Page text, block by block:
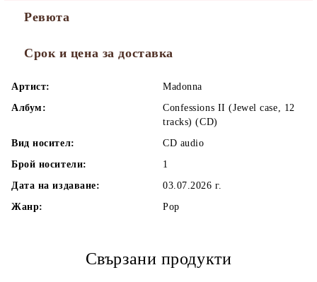
Ревюта
Срок и цена за доставка
Артист:
Madonna
Албум:
Confessions II (Jewel case, 12
tracks) (CD)
Вид носител:
CD audio
Брой носители:
1
Дата на издаване:
03.07.2026 г.
Жанр:
Pop
Свързани продукти